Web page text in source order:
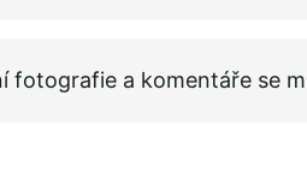
fotografie a komentáře se